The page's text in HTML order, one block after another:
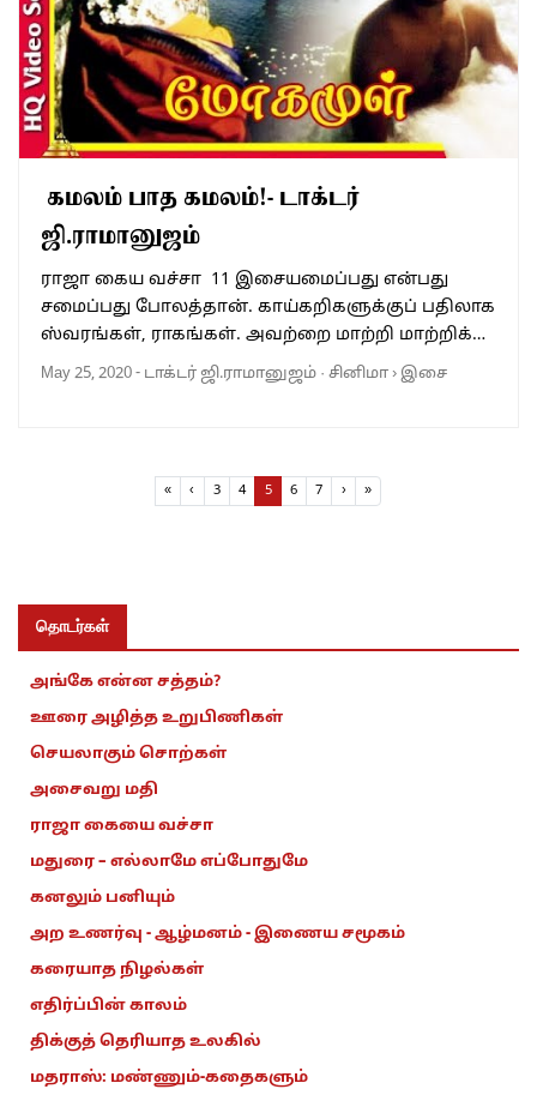
கமலம் பாத கமலம்!- டாக்டர்
ஜி.ராமானுஜம்
ராஜா கைய வச்சா 11 இசையமைப்பது என்பது
சமைப்பது போலத்தான். காய்கறிகளுக்குப் பதிலாக
ஸ்வரங்கள், ராகங்கள். அவற்றை மாற்றி மாற்றிக்…
May 25, 2020- டாக்டர் ஜி.ராமானுஜம் · சினிமா› இசை
« ‹ Page
3 Page
4 Current Page
5 Page
6 Page
7 › »
தொடர்கள்
அங்கே என்ன சத்தம்?
ஊரை அழித்த உறுபிணிகள்
செயலாகும் சொற்கள்
அசைவறு மதி
ராஜா கையை வச்சா
மதுரை – எல்லாமே எப்போதுமே
கனலும் பனியும்
அற உணர்வு - ஆழ்மனம் - இணைய சமூகம்
கரையாத நிழல்கள்
எதிர்ப்பின் காலம்
திக்குத் தெரியாத உலகில்
மதராஸ்: மண்ணும்-கதைகளும்